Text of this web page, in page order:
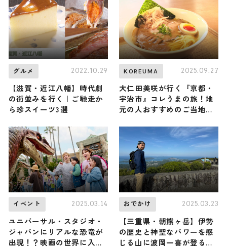
グルメ 2022.10.29
【滋賀・近江八幡】時代劇
の街並みを行く｜ご馳走か
ら珍スイーツ3選
KOREUMA 2025.09.27
大仁田美咲が行く『京都・
宇治市』コレうまの旅！地
元の人おすすめのご当地名
イベント 2025.03.14
ユニバーサル・スタジオ・
ジャパンにリアルな恐竜が
出現！？映画の世界に入り
おでかけ 2025.03.23
【三重県・朝熊ヶ岳】伊勢
の歴史と神聖なパワーを感
じる山に波岡一喜が登る！